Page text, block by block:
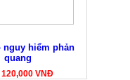
nguy hiểm phản
quang
VNĐ